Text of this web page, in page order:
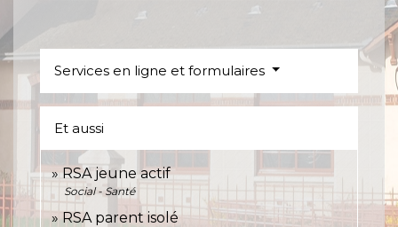
Services en ligne et formulaires
Et aussi
RSA jeune actif
Social - Santé
RSA parent isolé